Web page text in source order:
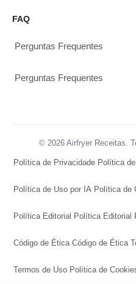
FAQ
Perguntas Frequentes
Perguntas Frequentes
© 2026 Airfryer Receitas.
Política de Privacidade Política
Política de Uso por IA Política de
Política Editorial Política Editorial
Código de Ética Código de Ética
Termos de Uso Política de